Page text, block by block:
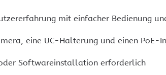
mit einfacher Bedienung
eine UC-Halterung und einen PoE-
Softwareinstallation erforderlich